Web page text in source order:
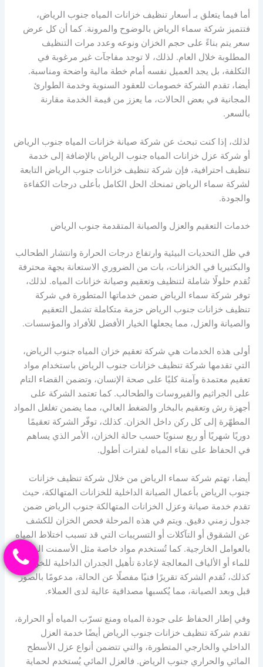
أما فيما يتعلق بـ أسعار تنظيف خزانات المياه جنوب الرياض،
فتتميز شركة سماء الرياض بالوضوح والمرونة. كما أن كل عرض
سعر يتم بناءً على حجم الخزان ونوعه وعدد مرات التنظيف
المطلوبة خلال العام. لذلك، لا توجد مفاجآت غير مرغوبة في
التكلفة، بل يجد العميل نفسه أمام خطة مالية واضحة ومناسبة.
أيضا، تقدم الشركة خصومات للعقود السنوية وخدمة الطوارئ
المجانية في بعض الحالات، ما يعزز من قيمة الخدمة مقارنة
بالسعر.
لذلك، إذا كنت تبحث عن شركة صيانة خزانات المياه جنوب الرياض
أو شركة عزل خزانات المياه جنوب الرياض بالإضافة إلى خدمة
تنظيف احترافية، فإن شركة تنظيف خزانات جنوب الرياض التابعة
لشركة سماء الرياض تمنحك الحل الكامل بأعلى درجات الكفاءة
والجودة.
خدمات التعقيم والعزل والصيانة المتقدمة جنوب الرياض
في ظل التحديات البيئية وارتفاع درجات الحرارة وانتشار الطحالب
والبكتيريا في الخزانات، بات من الضروري الاستعانة بجهة محترفة
تُقدم حلولًا شاملة لتنظيف وتعقيم وصيانة خزانات المياه. لذلك،
توفر شركة سماء الرياض ضمن خدماتها المتطورة في شركة
تنظيف خزانات جنوب الرياض حزمة متكاملة تشمل التعقيم
والصيانة والعزل، مما يجعلها الخيار الأفضل للأفراد والمؤسسات.
أولى هذه الخدمات هي شركة تعقيم خزان المياه جنوب الرياض،
التي تقدمها شركة تنظيف خزانات جنوب الرياض باستخدام مواد
تعقيم معتمدة وآمنة كليًا على صحة الإنسان، وتضمن القضاء التام
على الجراثيم والفيروسات والطحالب. كما تعتمد الشركة على
أجهزة رش وتعقيم بالبخار والضغط العالي، مما يضمن تغلغل المواد
المطهّرة إلى كل ركن داخل الخزان. كذلك، توفّر الشركة تعقيمًا
دوريًا شهريًا أو ربع سنويًا حسب حالة الخزان، الأمر الذي يساهم
في الحفاظ على نقاء المياه لفترات أطول.
أيضا، تهتم شركة سماء الرياض من خلال شركة تنظيف خزانات
جنوب الرياض بأعمال الصيانة الداخلية للخزانات المتهالكة، حيث
تقدم خدمة صيانة وعزل الخزانات المتهالكة جنوب الرياض ضمن
جدول زمني دقيق. ويتم في هذه المرحلة فحص الخزان للكشف
عن الشقوق أو التآكلات أو التسريبات التي قد تسبب اختلاط المياه
بالعوامل الخارجية. كما تُستخدم مواد خاصة مثل الأسمنت المقاوم
للماء أو الألياف المعالجة لإعادة تأهيل الجدران الداخلية للخزان.
كذلك، تُقدم الشركة تقريرًا فنيًا مفصلًا عن الحالة، مدعومًا بالصور
قبل وبعد الصيانة، مما يُكسبها مصداقية عالية لدى العملاء.
وفي إطار الحفاظ على جودة المياه ومنع تسرّب المياه أو الحرارة،
تقدم شركة تنظيف خزانات جنوب الرياض أيضًا خدمة العزل
الداخلي والخارجي المتطورة، والتي تتضمن أنواع عزل الأسطح
المائي والحراري جنوب الرياض. فالعزل المائي يُستخدم لحماية